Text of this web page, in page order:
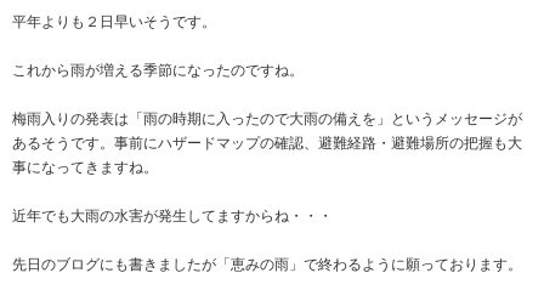
平年よりも２日早いそうです。
これから雨が増える季節になったのですね。
梅雨入りの発表は「雨の時期に入ったので大雨の備えを」というメッセージが
あるそうです。事前にハザードマップの確認、避難経路・避難場所の把握も大
事になってきますね。
近年でも大雨の水害が発生してますからね・・・
先日のブログにも書きましたが「恵みの雨」で終わるように願っております。